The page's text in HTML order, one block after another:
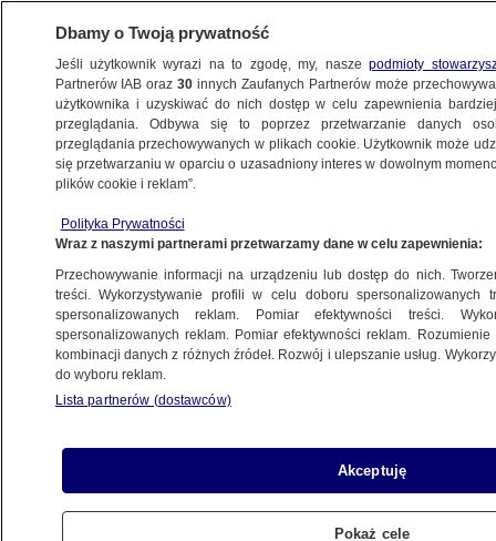
TRÓJMIASTO
i transmitowali to. "Prewencja powinna
objąć całą szkolną społeczność"
12.03.2023, 15:08
Udostępnij
Dbamy o Twoją prywatność
Jeśli użytkownik wyrazi na to zgodę, my, naszepodmioty
Partnerów IAB oraz30 innych Zaufanych Partnerów może
użytkownika i uzyskiwać do nich dostęp w celu zapewnienia
przeglądania. Odbywa się to poprzez przetwarzanie danych
przeglądania przechowywanych w plikach cookie. Użytkownik może
się przetwarzaniu w oparciu o uzasadniony interes w dowolnym
plików cookie i reklam”.
Polityka Prywatności
Wraz z naszymi partnerami przetwarzamy dane w celu zapewnienia:
Przechowywanie informacji na urządzeniu lub dostęp do nich.
treści. Wykorzystywanie profili w celu doboru spersonalizowanych
spersonalizowanych reklam. Pomiar efektywności treści.
spersonalizowanych reklam. Pomiar efektywności reklam.
kombinacji danych z różnych źródeł. Rozwój i ulepszanie usług.
do wyboru reklam.
Lista partnerów (dostawców)
Akceptuję
Pokaż cele